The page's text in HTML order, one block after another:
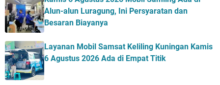
Alun-alun Luragung, Ini Persyaratan dan
Besaran Biayanya
Layanan Mobil Samsat Keliling Kuningan Kamis
6 Agustus 2026 Ada di Empat Titik